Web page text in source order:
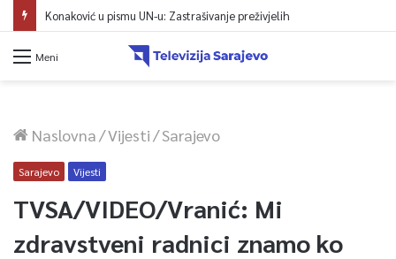
Konaković u pismu UN-u: Zastrašivanje preživjelih
Meni
Naslovna/Vijesti/Sarajevo
Sarajevo Vijesti
TVSA/VIDEO/Vranić: Mi
zdravstveni radnici znamo ko